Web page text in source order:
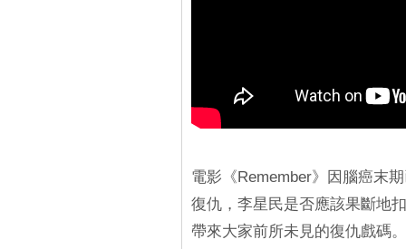
電影《Remember》因腦癌末
復仇，李星民是否應該果斷地
帶來大家前所未見的復仇戲碼